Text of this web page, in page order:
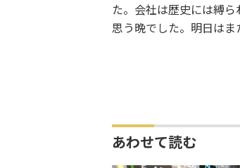
た。会社は歴史には縛
思う晩でした。明日はま
あわせて読む